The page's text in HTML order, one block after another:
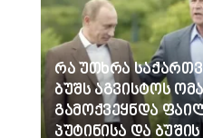
რა უთხრა
ბუშს აგვისტოს
გამოქვეყნდა
პუტინისა და